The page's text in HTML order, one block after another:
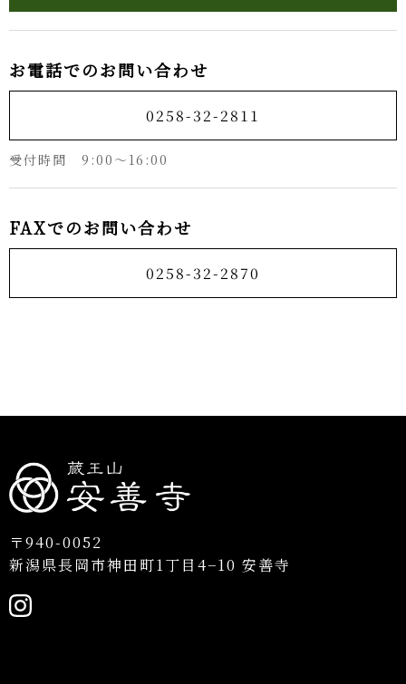
お電話でのお問い合わせ
0258-32-2811
受付時間 9:00〜16:00
FAXでのお問い合わせ
0258-32-2870
〒940-0052
新潟県長岡市神田町1丁目4−10 安善寺